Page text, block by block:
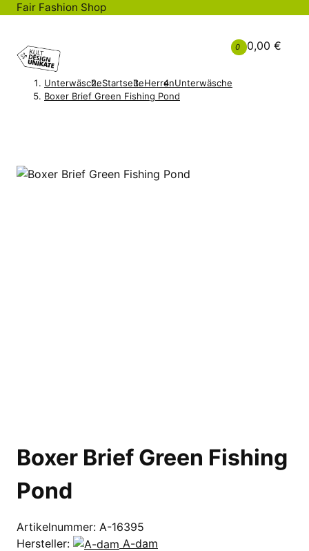
Fair Fashion Shop
0 0,00 €
UnterwäscheStartseiteHerrenUnterwäsche
Boxer Brief Green Fishing Pond
Boxer Brief Green Fishing
Pond
Artikelnummer: A-16395
Hersteller:
A-dam